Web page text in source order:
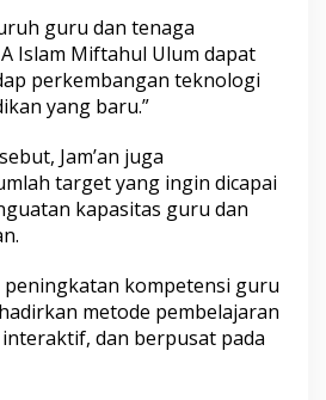
guru dan tenaga
Islam Miftahul Ulum dapat
perkembangan teknologi
yang baru.”
Jam’an juga
target yang ingin dicapai
kapasitas guru dan
peningkatan kompetensi guru
metode pembelajaran
dan berpusat pada